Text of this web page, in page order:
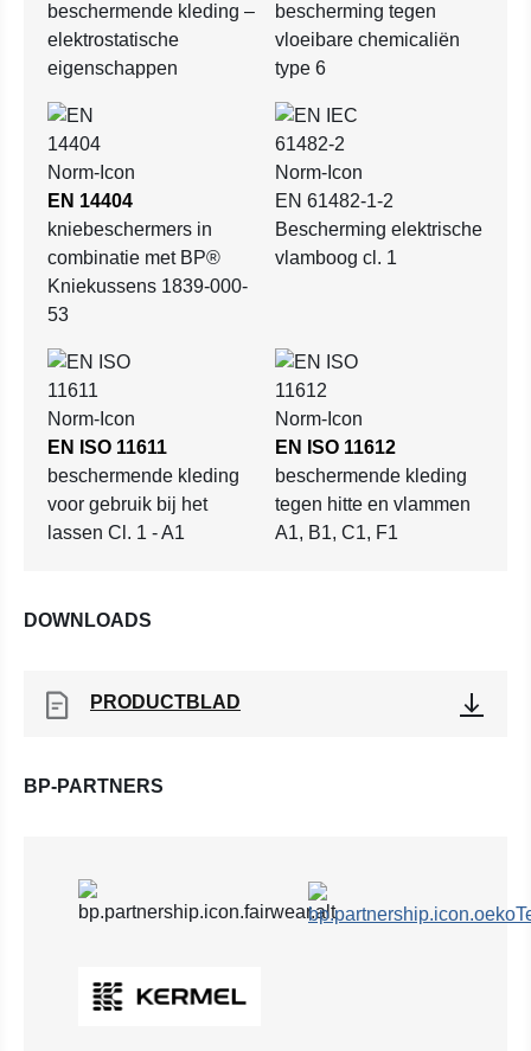
beschermende kleding –
elektrostatische
eigenschappen
bescherming tegen
vloeibare chemicaliën
type 6
EN 14404
kniebeschermers in
combinatie met BP®
Kniekussens 1839-000-
53
EN 61482-1-2
Bescherming elektrische
vlamboog cl. 1
EN ISO 11611
beschermende kleding
voor gebruik bij het
lassen Cl. 1 - A1
EN ISO 11612
beschermende kleding
tegen hitte en vlammen
A1, B1, C1, F1
DOWNLOADS
PRODUCTBLAD
BP-PARTNERS